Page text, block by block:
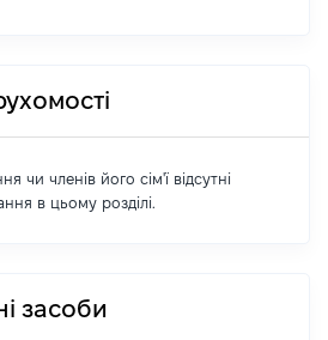
чи членів його сім'ї відсутні
в цьому розділі.
засоби